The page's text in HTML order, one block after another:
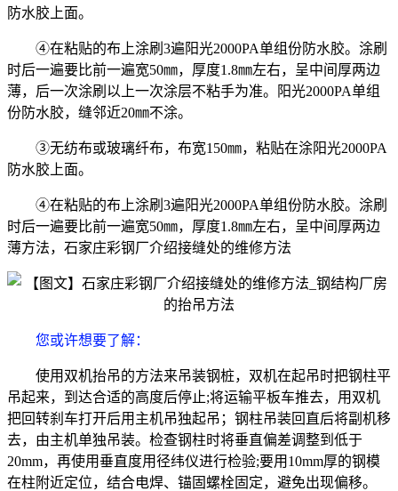
防水胶上面。
④在粘贴的布上涂刷3遍阳光2000PA单组份防水胶。涂刷
时后一遍要比前一遍宽50㎜，厚度1.8㎜左右，呈中间厚两边
薄，后一次涂刷以上一次涂层不粘手为准。阳光2000PA单组
份防水胶，缝邻近20㎜不涂。
③无纺布或玻璃纤布，布宽150㎜，粘贴在涂阳光2000PA
防水胶上面。
④在粘贴的布上涂刷3遍阳光2000PA单组份防水胶。涂刷
时后一遍要比前一遍宽50㎜，厚度1.8㎜左右，呈中间厚两边
薄方法，石家庄彩钢厂介绍接缝处的维修方法
您或许想要了解：
使用双机抬吊的方法来吊装钢桩，双机在起吊时把钢柱平
吊起来，到达合适的高度后停止;将运输平板车推去，用双机
把回转刹车打开后用主机吊独起吊；钢柱吊装回直后将副机移
去，由主机单独吊装。检查钢柱时将垂直偏差调整到低于
20mm，再使用垂直度用径纬仪进行检验;要用10mm厚的钢模
在柱附近定位，结合电焊、锚固螺栓固定，避免出现偏移。